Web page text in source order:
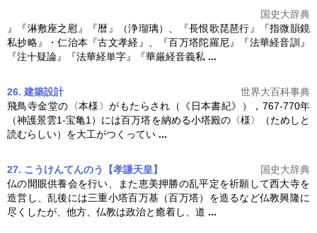
国史大辞典
』『淋敷座之慰』『暦』（浄瑠璃）、『長恨歌琵琶行』『指微韻鏡
私抄略』・仁治本『古文孝経』、『百万塔陀羅尼』『法華経音訓』
『注十疑論』『法華経単字』『華厳経音義私 ...
26. 建築設計
世界大百科事典
飛鳥寺金堂の〈本様〉がもたらされ（《日本書紀》），767-770年
（神護景雲1-宝亀1）には百万塔を納める小塔殿の〈様〉（ためしと
読むらしい）を大工がつくってい ...
27. こうけんてんのう【孝謙天皇】
国史大辞典
仏の開眼供養会を行い、また恵美押勝の乱平定を祈願して西大寺を
造営し、乱後には三重小塔百万基（百万塔）を造るなど仏教興隆に
尽くしたが、他方、仏教は政治と癒着し、道 ...